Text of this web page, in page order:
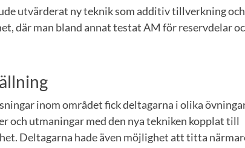
utvärderat ny teknik som additiv tillverkning och
där man bland annat testat AM för reservdelar
inom området fick deltagarna i olika
och utmaningar med den nya tekniken kopplat till
Deltagarna hade även möjlighet att titta